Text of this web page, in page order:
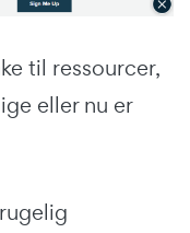
til ressourcer,
eller nu er